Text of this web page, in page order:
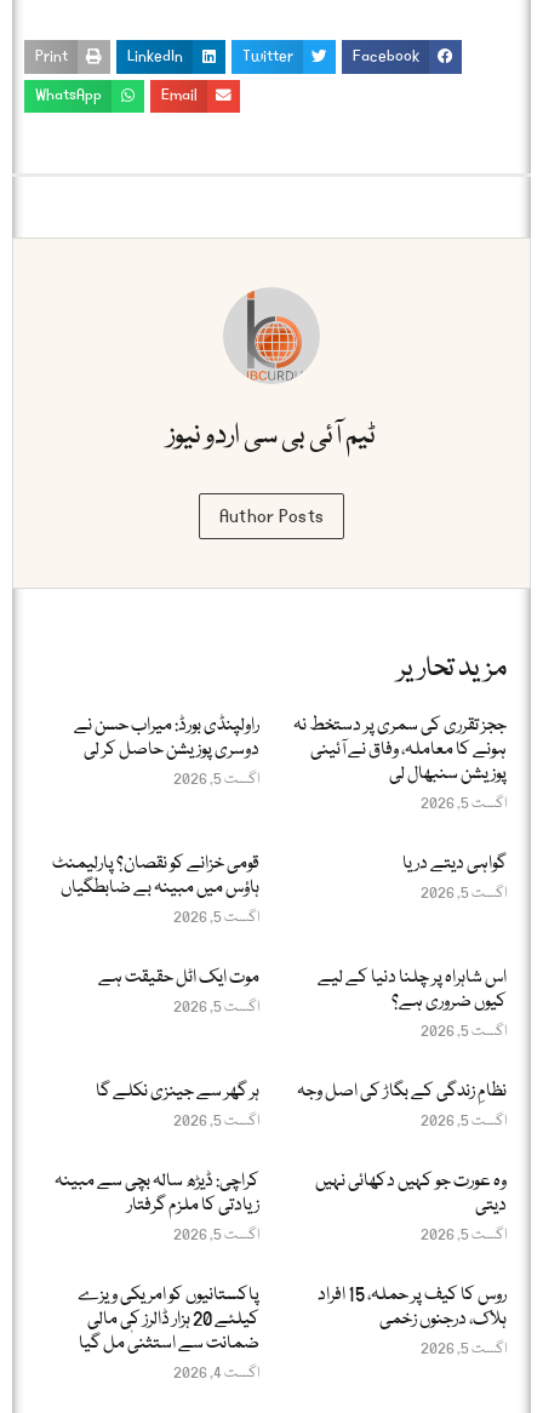
Facebook
Twitter
LinkedIn
Print
Email
WhatsApp
ٹیم آئی بی سی اردو نیوز
Author Posts
مزید تحاریر
ججز تقرری کی سمری پر دستخط نہ
ہونے کا معاملہ، وفاق نے آئینی
پوزیشن سنبھال لی
اگست 5, 2026
راولپنڈی بورڈ: میراب حسن نے
دوسری پوزیشن حاصل کر لی
اگست 5, 2026
گواہی دیتے دریا
اگست 5, 2026
قومی خزانے کو نقصان؟ پارلیمنٹ
ہاؤس میں مبینہ بے ضابطگیاں
اگست 5, 2026
اس شاہراہ پر چلنا دنیا کے لیے
کیوں ضروری ہے؟
اگست 5, 2026
موت ایک اٹل حقیقت ہے
اگست 5, 2026
نظامِ زندگی کے بگاڑ کی اصل وجہ
اگست 5, 2026
ہر گھر سے جینزی نکلے گا
اگست 5, 2026
وہ عورت جو کہیں دکھائی نہیں
دیتی
اگست 5, 2026
کراچی: ڈیڑھ سالہ بچی سے مبینہ
زیادتی کا ملزم گرفتار
اگست 5, 2026
روس کا کیف پر حملہ، 15 افراد
ہلاک، درجنوں زخمی
اگست 5, 2026
پاکستانیوں کو امریکی ویزے
کیلئے 20 ہزار ڈالرز کی مالی
ضمانت سے استثنیٰ مل گیا
اگست 4, 2026